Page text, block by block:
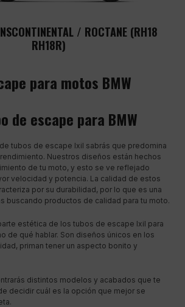
/ ROCTANE (RH18
RH18R)
para motos BMW
de escape para BMW
tubos de escape Ixil sabrás que predomina
Nuestros diseños están hechos
de tu moto, y esto se ve reflejado
velocidad y potencia. La calidad de estos
por su durabilidad, por lo que es una
buscando productos de calidad para tu moto.
estética de los tubos de escape Ixil para
de qué hablar. Son diseños únicos en los
priman tener un aspecto bonito y
distintos modelos y acabados que te
decidir cuál es la opción que mejor se